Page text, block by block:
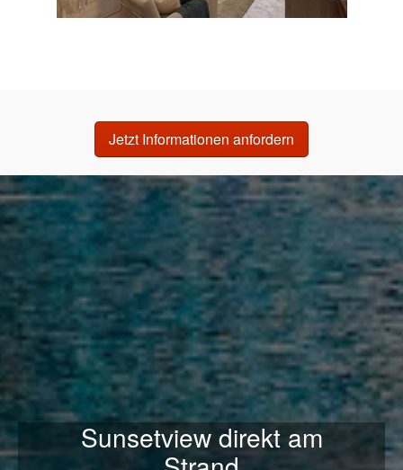
Jetzt Informationen anfordern
Sunsetview direkt am